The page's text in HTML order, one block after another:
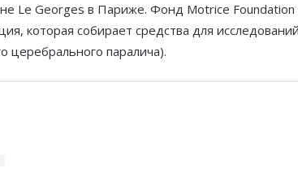
Le Georges в Париже. Фонд Motrice Foundation
которая собирает средства для
церебрального паралича).